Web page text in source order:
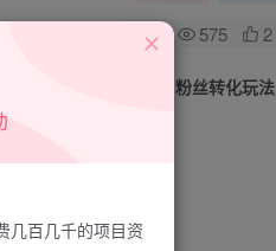
0 575 2
架，解锁橱窗开通，粉丝转化玩法
几百几千的项目资